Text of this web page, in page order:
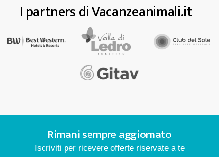
I partners di Vacanzeanimali.it
Rimani sempre aggiornato
Iscriviti per ricevere offerte riservate a te